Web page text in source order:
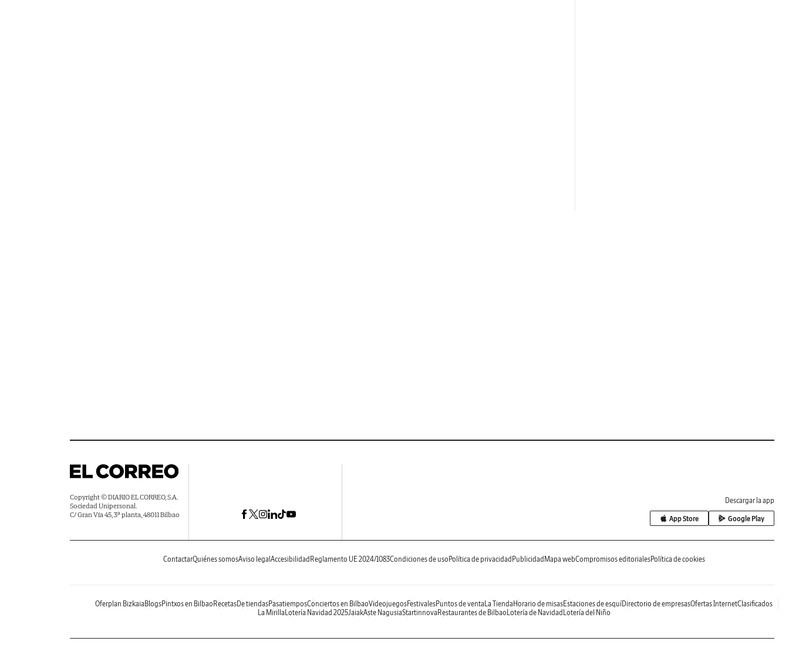
Copyright © DIARIO EL CORREO, S.A.
Sociedad Unipersonal.
C/ Gran Vía 45, 3ª planta, 48011 Bilbao
Descargar la app
App Store Google Play
ContactarQuiénes somosAviso legal Accesibilidad Reglamento UE 2024/1083Condiciones de uso Política de privacidad Publicidad Mapa webCompromisos editorialesPolítica de cookies
Oferplan Bizkaia BlogsPintxos en Bilbao RecetasDe tiendasPasatiemposConciertos en BilbaoVideojuegosFestivalesPuntos de venta La Tienda Horario de misasEstaciones de esquíDirectorio de empresasOfertas InternetClasificados
La Mirilla Lotería Navidad 2025JaiakAste NagusiaStartinnova Restaurantes de Bilbao Lotería de Navidad Lotería del Niño